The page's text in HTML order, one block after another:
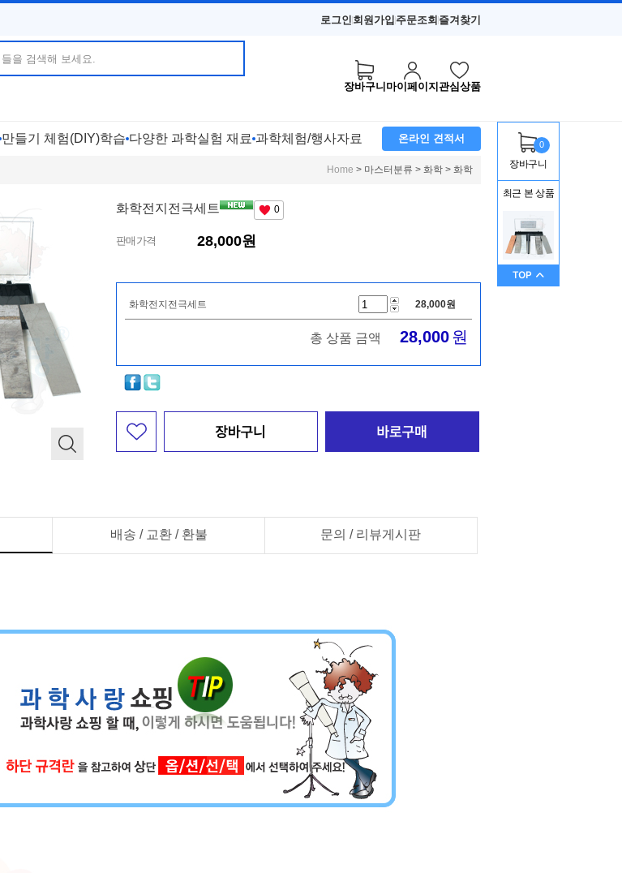
0
장바구니
최근 본 상품
로그인회원가입주문조회 즐겨찾기
장바구니마이페이지관심상품
만들기 체험(DIY)학습 다양한 과학실험 재료 과학체험/행사자료 온라인 견적서
Home > 마스터분류 > 화학 > 화학
화학전지전극세트 0
판매가격 28,000원
화학전지전극세트 28,000원
총 상품 금액 28,000 원
배송 / 교환 / 환불 문의 / 리뷰게시판